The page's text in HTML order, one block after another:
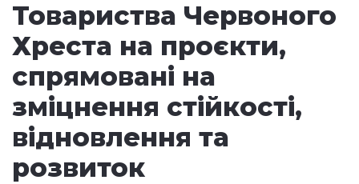
Товариства Червоного
Хреста на проєкти,
спрямовані на
зміцнення стійкості,
відновлення та
розвиток